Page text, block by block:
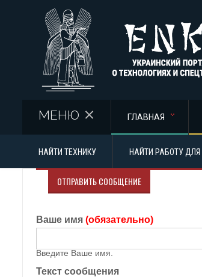
МЕНЮ ГЛАВНАЯ
НАЙТИ ТЕХНИКУ НАЙТИ РАБОТУ ДЛЯ
ОТПРАВИТЬ СООБЩЕНИЕ
Ваше имя (обязательно)
Введите Ваше имя.
Текст сообщения